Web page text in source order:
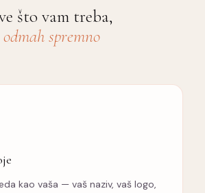
što vam treba,
odmah spremno
kao vaša — vaš naziv, vaš logo,